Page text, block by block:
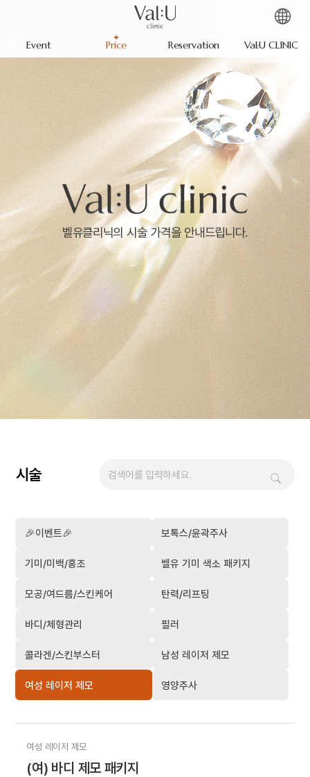
Event Price Reservation Val:U CLINIC
벨유클리닉의 시술 가격을 안내드립니다.
시술
🎉이벤트🎉 보톡스/윤곽주사
기미/미백/홍조 벨유 기미 색소 패키지
모공/여드름/스킨케어 탄력/리프팅
바디/체형관리 필러
콜라겐/스킨부스터 남성 레이저 제모
여성 레이저 제모 영양주사
여성 레이저 제모
(여) 바디 제모 패키지